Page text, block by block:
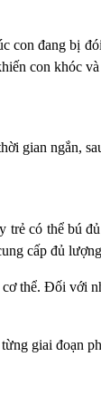
đang bị
con khóc
gian ngắn,
có thể
cấp đủ
thể. Đối
giai đoạn